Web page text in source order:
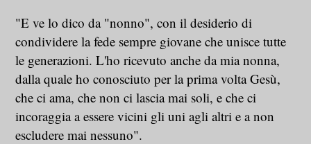
"E ve lo dico da "nonno", con il desiderio di
condividere la fede sempre giovane che unisce tutte
le generazioni. L'ho ricevuto anche da mia nonna,
dalla quale ho conosciuto per la prima volta Gesù,
che ci ama, che non ci lascia mai soli, e che ci
incoraggia a essere vicini gli uni agli altri e a non
escludere mai nessuno".